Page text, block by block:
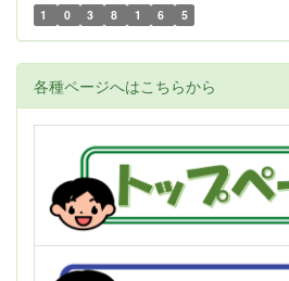
1 0 3 8 1 6 5
各種ページへはこちらから